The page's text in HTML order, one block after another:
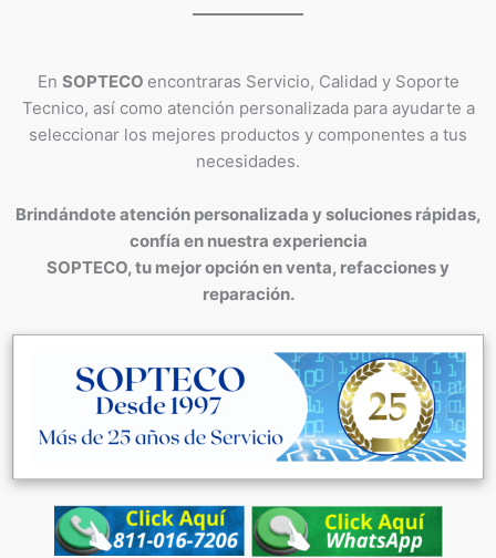
En SOPTECO encontraras Servicio, Calidad y Soporte
Tecnico, así como atención personalizada para ayudarte a
seleccionar los mejores productos y componentes a tus
necesidades.
Brindándote atención personalizada y soluciones rápidas,
confía en nuestra experiencia
SOPTECO, tu mejor opción en venta, refacciones y
reparación.